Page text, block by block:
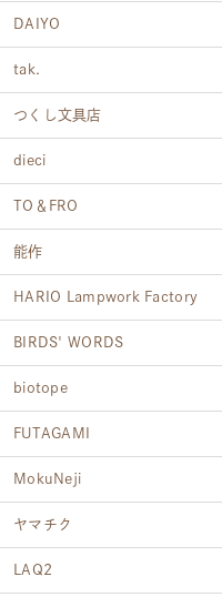
DAIYO
tak.
つくし文具店
dieci
TO＆FRO
能作
HARIO Lampwork Factory
BIRDS' WORDS
biotope
FUTAGAMI
MokuNeji
ヤマチク
LAQ2